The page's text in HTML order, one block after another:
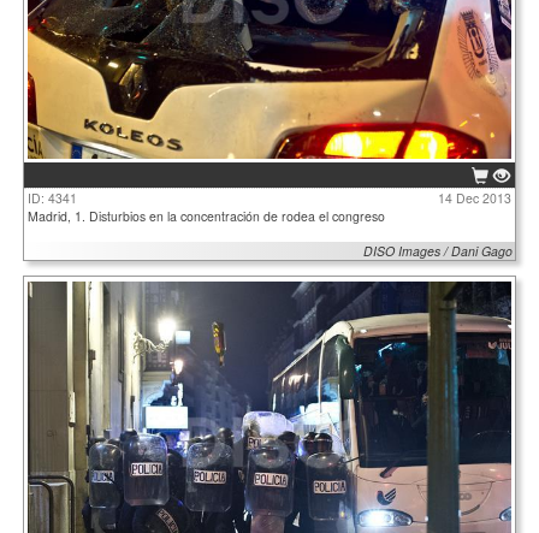
ID: 4341
14 Dec 2013
Madrid, 1. Disturbios en la concentración de rodea el congreso
DISO Images / Dani Gago